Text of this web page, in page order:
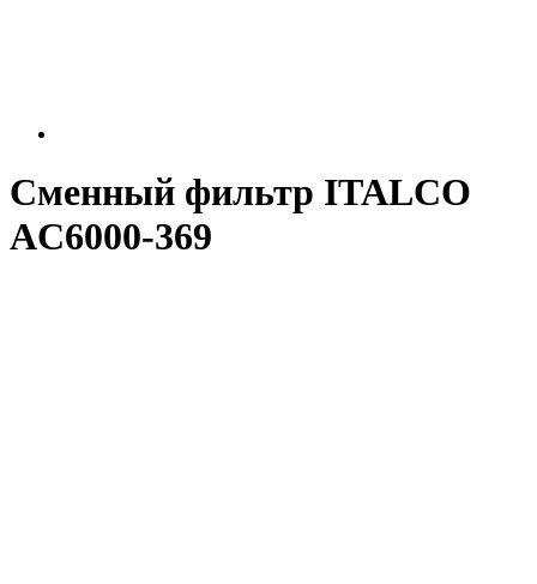
Сменный фильтр ITALCO
AC6000-369